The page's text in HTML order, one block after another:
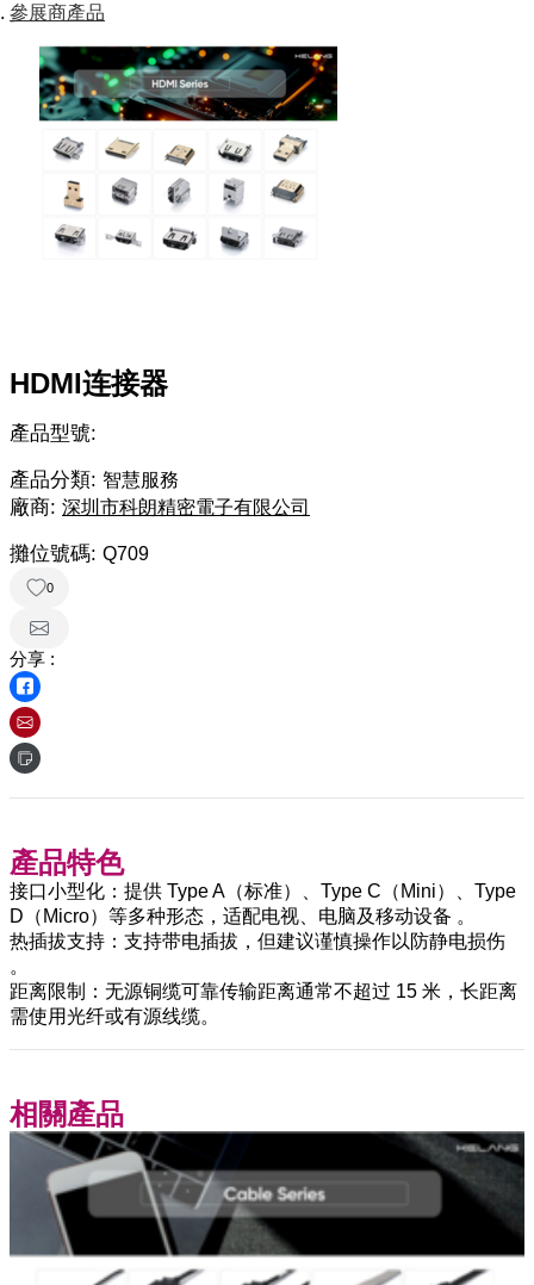
參展商產品
HDMI连接器
產品型號:
產品分類: 智慧服務
廠商: 深圳市科朗精密電子有限公司
攤位號碼: Q709
0
分享 :
產品特色
‌接口小型化‌：提供 Type A（标准）、Type C（Mini）、Type
D（Micro）等多种形态，适配电视、电脑及移动设备 。
‌热插拔支持‌：支持带电插拔，但建议谨慎操作以防静电损伤
。
‌距离限制‌：无源铜缆可靠传输距离通常不超过 ‌15 米‌，长距离
需使用光纤或有源线缆。
相關產品